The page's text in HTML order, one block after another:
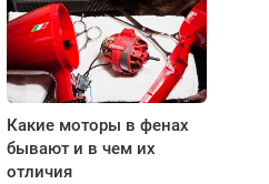
Какие моторы в фенах
бывают и в чем их
отличия